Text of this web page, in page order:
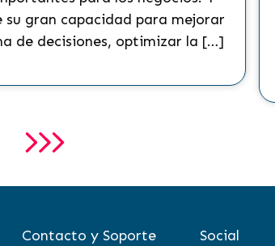
los
cómo emplearlas
Contacto y Soporte Social